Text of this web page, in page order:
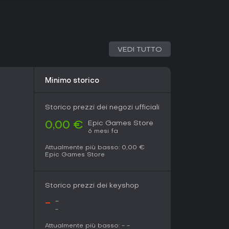
e dai contenuti in evoluzione.
VEDI TUTTO
Minimo storico
Storico prezzi dei negozi ufficiali
0,00 € Epic Games Store
6 mesi fa
Attualmente più basso: 0,00 €
Epic Games Store
Storico prezzi dei keyshop
- -
-
Attualmente più basso: - -